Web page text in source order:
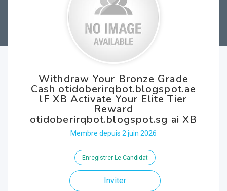
Withdraw Your Bronze Grade
Cash otidoberirqbot.blogspot.ae
lF XB Activate Your Elite Tier
Reward
otidoberirqbot.blogspot.sg ai XB
Membre depuis 2 juin 2026
Enregistrer Le Candidat
Inviter